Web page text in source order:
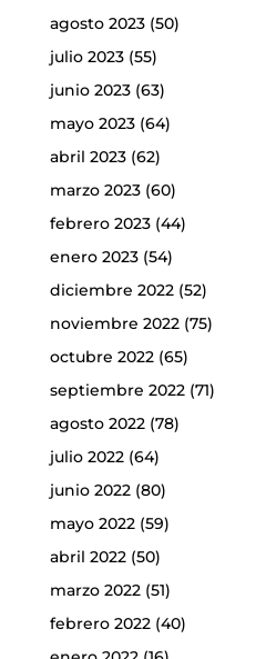
agosto 2023(50)
julio 2023(55)
junio 2023(63)
mayo 2023(64)
abril 2023(62)
marzo 2023(60)
febrero 2023(44)
enero 2023(54)
diciembre 2022(52)
noviembre 2022(75)
octubre 2022(65)
septiembre 2022(71)
agosto 2022(78)
julio 2022(64)
junio 2022(80)
mayo 2022(59)
abril 2022(50)
marzo 2022(51)
febrero 2022(40)